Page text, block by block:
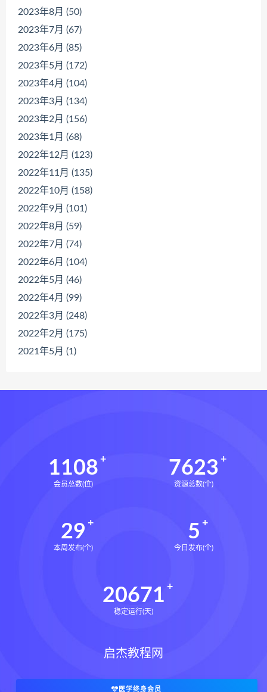
2023年8月 (50)
2023年7月 (67)
2023年6月 (85)
2023年5月 (172)
2023年4月 (104)
2023年3月 (134)
2023年2月 (156)
2023年1月 (68)
2022年12月 (123)
2022年11月 (135)
2022年10月 (158)
2022年9月 (101)
2022年8月 (59)
2022年7月 (74)
2022年6月 (104)
2022年5月 (46)
2022年4月 (99)
2022年3月 (248)
2022年2月 (175)
2021年5月 (1)
1108
会员总数(位)
7623
资源总数(个)
29
本周发布(个)
5
今日发布(个)
20671
稳定运行(天)
启杰教程网
医学终身会员